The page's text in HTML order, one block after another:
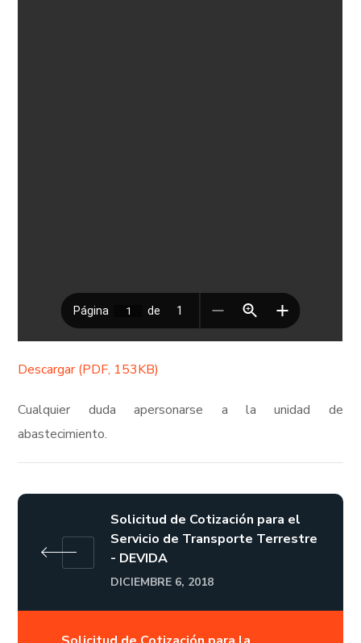
Descargar (PDF, 153KB)
Cualquier duda apersonarse a la unidad de
abastecimiento.
Solicitud de Cotización para el
Servicio de Transporte Terrestre
- DEVIDA
DICIEMBRE 6, 2018